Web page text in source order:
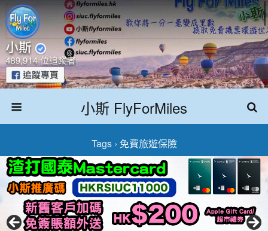
小斯 FlyForMiles
Tags › 免費旅遊保險